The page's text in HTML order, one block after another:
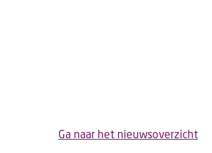
Ga naar het nieuwsoverzicht